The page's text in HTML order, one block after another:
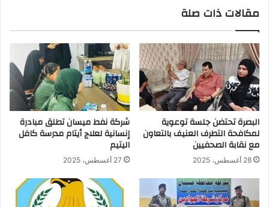
مقالات ذات صلة
البصرة تحتضن جلسة توعوية
لمكافحة التطرف العنيف بالتعاون
مع نقابة الصحفيين
28 أغسطس، 2025
شركة نفط ميسان تطلق مبادرة
إنسانية لعلاج أيتام مدرسة كافل
اليتيم
27 أغسطس، 2025